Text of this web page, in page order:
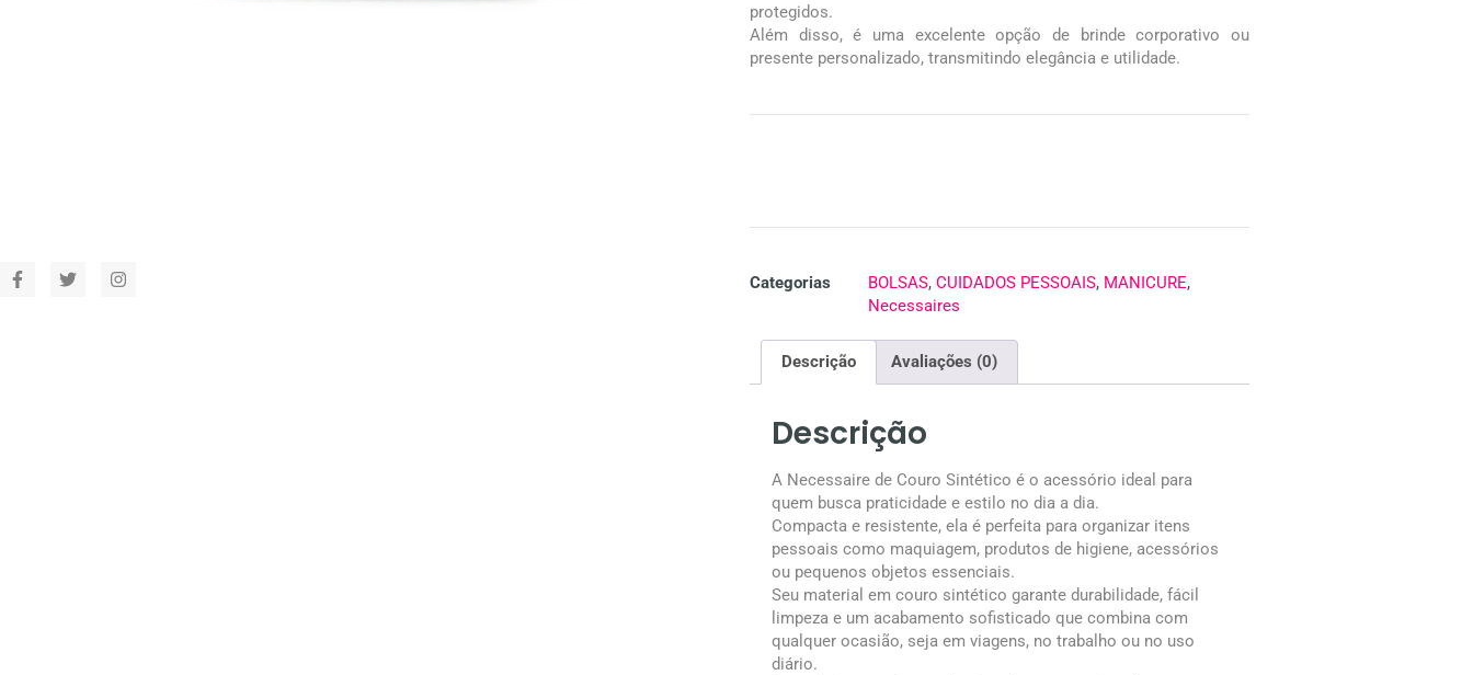
protegidos.
Além disso, é uma excelente opção de brinde corporativo ou
presente personalizado, transmitindo elegância e utilidade.
Categorias BOLSAS, CUIDADOS PESSOAIS, MANICURE,
Necessaires
Descrição Avaliações (0)
Descrição
A Necessaire de Couro Sintético é o acessório ideal para
quem busca praticidade e estilo no dia a dia.
Compacta e resistente, ela é perfeita para organizar itens
pessoais como maquiagem, produtos de higiene, acessórios
ou pequenos objetos essenciais.
Seu material em couro sintético garante durabilidade, fácil
limpeza e um acabamento sofisticado que combina com
qualquer ocasião, seja em viagens, no trabalho ou no uso
diário.